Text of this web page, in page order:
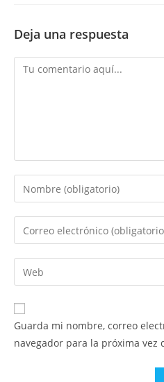
Deja una respuesta
Comentario
Introduce
tu
nombre
de
usuario
para
comentar
Introduce
tu
dirección
de
electrónico
para
comentar
Introduce
la
URL
de
Guarda mi nombre, correo
navegador para la próxima vez